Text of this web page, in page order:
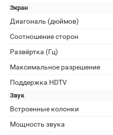
Экран
Диагональ (дюймов)
Соотношение сторон
Развёртка (Гц)
Максимальное разрешение
Поддержка HDTV
Звук
Встроенные колонки
Мощность звука